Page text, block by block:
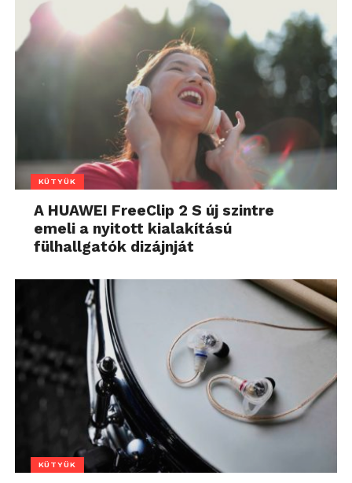
KÜTYÜK
A HUAWEI FreeClip 2 S új szintre
emeli a nyitott kialakítású
fülhallgatók dizájnját
KÜTYÜK